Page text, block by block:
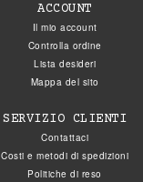
ACCOUNT
Il mio account
Controlla ordine
Lista desideri
Mappa del sito
SERVIZIO CLIENTI
Contattaci
Costi e metodi di spedizioni
Politiche di reso